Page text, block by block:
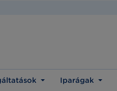
Iparágak